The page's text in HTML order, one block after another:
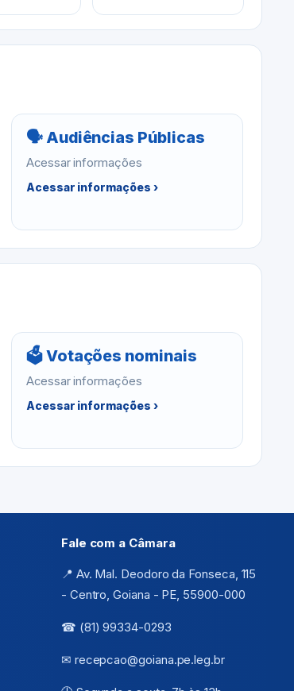
🗣 Audiências Públicas
Acessar informações
Acessar informações ›
🗳 Votações nominais
Acessar informações
Acessar informações ›
Fale com a Câmara
📍 Av. Mal. Deodoro da Fonseca, 115
- Centro, Goiana - PE, 55900-000
☎ (81) 99334-0293
✉ recepcao@goiana.pe.leg.br